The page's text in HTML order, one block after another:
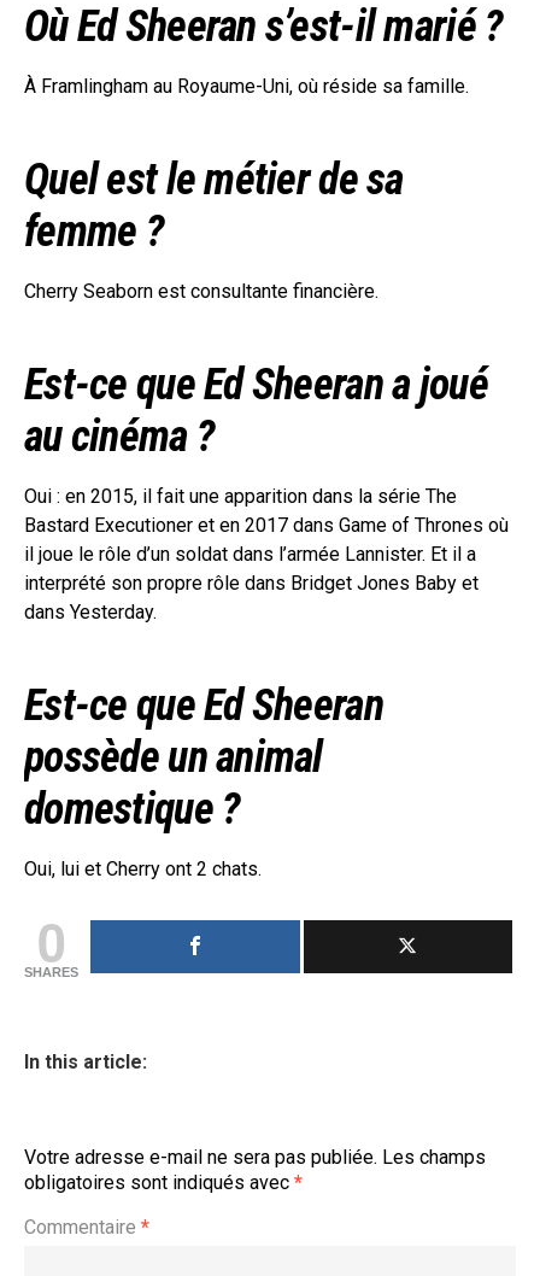
Où Ed Sheeran s’est-il marié ?
À Framlingham au Royaume-Uni, où réside sa famille.
Quel est le métier de sa
femme ?
Cherry Seaborn est consultante financière.
Est-ce que Ed Sheeran a joué
au cinéma ?
Oui : en 2015, il fait une apparition dans la série The
Bastard Executioner et en 2017 dans Game of Thrones où
il joue le rôle d’un soldat dans l’armée Lannister. Et il a
interprété son propre rôle dans Bridget Jones Baby et
dans Yesterday.
Est-ce que Ed Sheeran
possède un animal
domestique ?
Oui, lui et Cherry ont 2 chats.
0
SHARES
In this article:
Votre adresse e-mail ne sera pas publiée. Les champs
obligatoires sont indiqués avec *
Commentaire *